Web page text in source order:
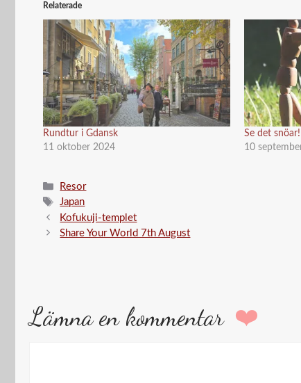
Relaterade
Rundtur i Gdansk
11 oktober 2024
Se det snöar!
10
Kategorier
Resor
Etiketter
Japan
Kofukuji-templet
Share Your World 7th August
Lämna en kommentar